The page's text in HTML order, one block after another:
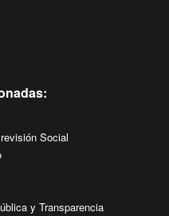
Social
y Transparencia